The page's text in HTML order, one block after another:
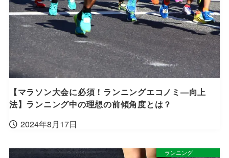
【マラソン大会に必須！ランニングエコノミ―向上
法】ランニング中の理想の前傾角度とは？
2024年8月17日
ランニング